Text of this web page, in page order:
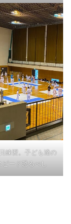
練習。子ども達の
ピード恐るべし